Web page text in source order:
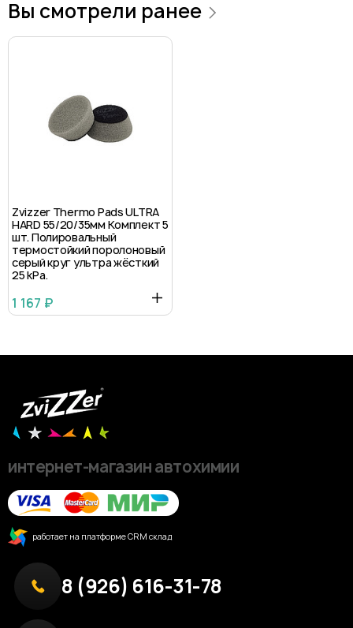
Вы смотрели ранее
Zvizzer Thermo Pads ULTRA
HARD 55/20/35мм Комплект 5
шт. Полировальный
термостойкий поролоновый
серый круг ультра жёсткий
25 kPa.
1 167 ₽
интернет-магазин автохимии
работает на платформе CRM склад
8 (926) 616-31-78